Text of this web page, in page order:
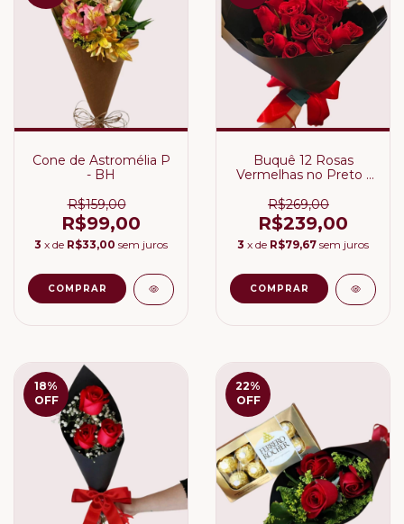
Cone de Astromélia P
- BH
R$159,00
R$99,00
3 x de R$33,00 sem juros
Buquê 12 Rosas
Vermelhas no Preto -
R$269,00
R$239,00
3 x de R$79,67 sem juros
18%
OFF
22%
OFF